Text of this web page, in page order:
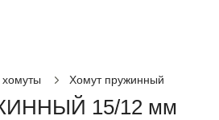
Хомут пружинный
15/12 мм